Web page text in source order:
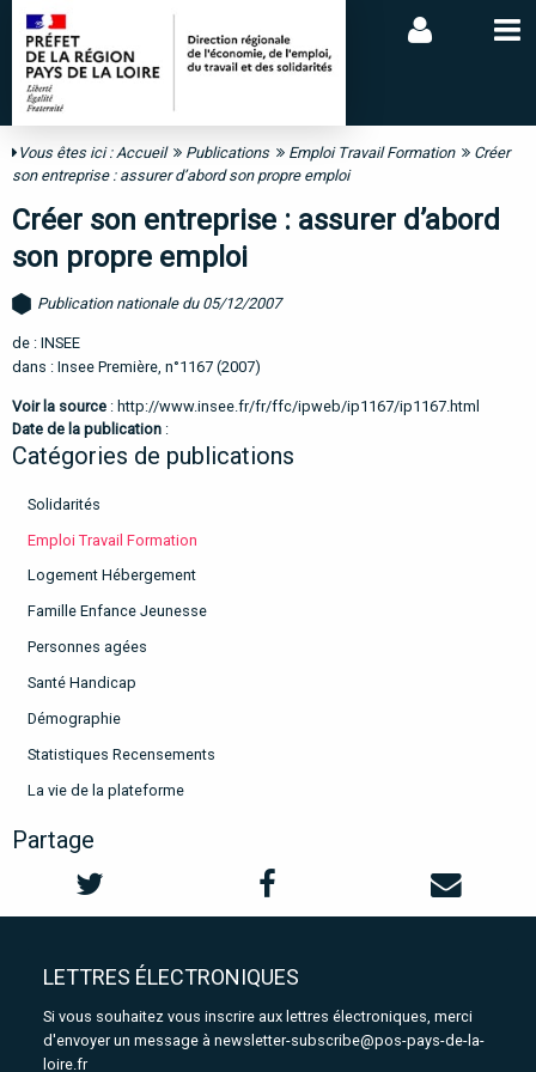
Vous êtes ici :Accueil Publications Emploi Travail Formation
Créer
son entreprise : assurer d’abord son propre emploi
Créer son entreprise : assurer d’abord
son propre emploi
Publication nationale du 05/12/2007
de : INSEE
dans : Insee Première, n°1167 (2007)
Voir la source : http://www.insee.fr/fr/ffc/ipweb/ip1167/ip1167.html
Date de la publication :
Catégories de publications
Solidarités
Emploi Travail Formation
Logement Hébergement
Famille Enfance Jeunesse
Personnes agées
Santé Handicap
Démographie
Statistiques Recensements
La vie de la plateforme
Partage
LETTRES ÉLECTRONIQUES
Si vous souhaitez vous inscrire aux lettres électroniques, merci
d'envoyer un message à newsletter-subscribe@pos-pays-de-la-
loire.fr